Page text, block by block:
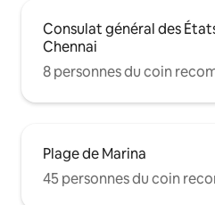
Consulat général des
Chennai
8 personnes du coin
Plage de Marina
45 personnes du coin